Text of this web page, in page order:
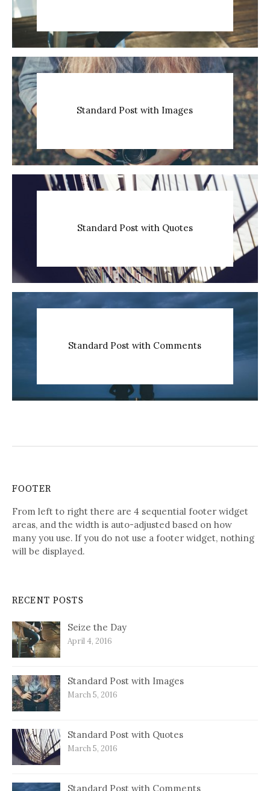
Standard Post with Images
Standard Post with Quotes
Standard Post with Comments
FOOTER
From left to right there are 4 sequential footer widget
areas, and the width is auto-adjusted based on how
many you use. If you do not use a footer widget, nothing
will be displayed.
RECENT POSTS
Seize the Day
April 4, 2016
Standard Post with Images
March 5, 2016
Standard Post with Quotes
March 5, 2016
Standard Post with Comments